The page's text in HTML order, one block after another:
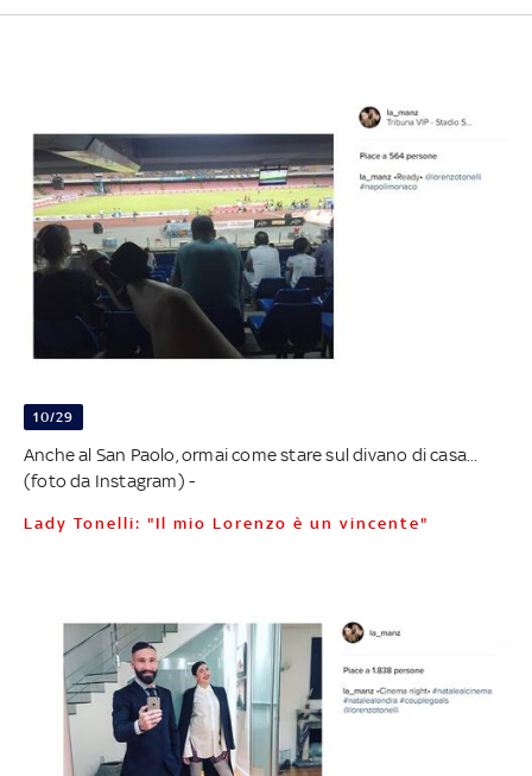
10/29
Anche al San Paolo, ormai come stare sul divano di casa...
(foto da Instagram) -
Lady Tonelli: "Il mio Lorenzo è un vincente"